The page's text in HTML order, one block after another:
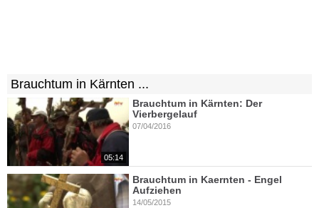
Brauchtum in Kärnten ...
05:14
Brauchtum in Kärnten: Der
Vierbergelauf
07/04/2016
Brauchtum in Kaernten - Engel
Aufziehen
14/05/2015